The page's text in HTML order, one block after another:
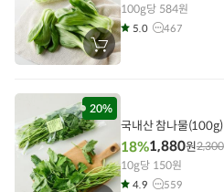
장
바
에
담
기
100g당 584원
5.0 467
20%
국내산 참나물(100g)
18%1,880원2,300
10g당 150원
4.9 559